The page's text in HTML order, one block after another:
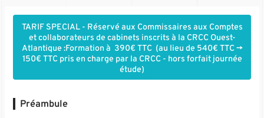
TARIF SPECIAL - Réservé aux Commissaires aux Comptes
et collaborateurs de cabinets inscrits à la CRCC Ouest-
Atlantique :Formation à 390€ TTC (au lieu de 540€ TTC ->
150€ TTC pris en charge par la CRCC - hors forfait journée
étude)
Préambule